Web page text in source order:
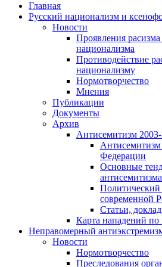
Главная
Русский национализм и
Новости
Проявления
национализма
Противодействие
национализму
Нормотворчество
Мнения
Публикации
Документы
Архив
Антисемитизм
Антисемитизм
Федерации
Основные
Политический
современной
Статьи,
Карта нападений по
Неправомерный
Новости
Нормотворчество
Преследования